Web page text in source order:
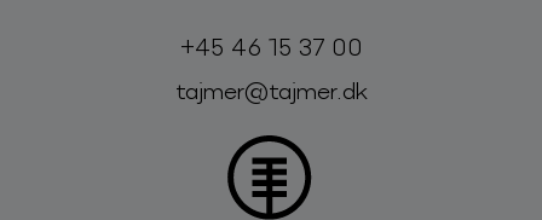
Telefon:
+45 46 15 37 00
E-mail:
tajmer@tajmer.dk